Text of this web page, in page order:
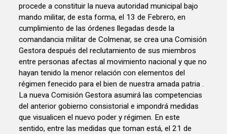
procede a constituir la nueva autoridad municipal bajo
mando militar, de esta forma, el 13 de Febrero, en
cumplimiento de las órdenes llegadas desde la
comandancia militar de Colmenar, se crea una Comisión
Gestora después del reclutamiento de sus miembros
entre personas afectas al movimiento nacional y que no
hayan tenido la menor relación con elementos del
régimen fenecido para el bien de nuestra amada patria .
La nueva Comisión Gestora asumirá las competencias
del anterior gobierno consistorial e impondrá medidas
que visualicen el nuevo poder y régimen. En este
sentido, entre las medidas que toman está, el 21 de